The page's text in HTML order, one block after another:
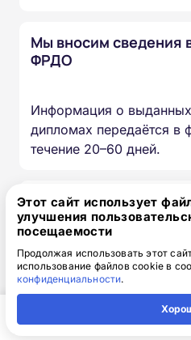
Мы вносим сведения
ФРДО
Информация о
дипломах передаётся в
течение 20–60 дней.
Вы получаете
документов
Скан-копии направляем
окончания курса,
Почтой России
Этот сайт использует
улучшения
посещаемости
Продолжая использовать этот
использование файлов cookie в
конфиденциальности.